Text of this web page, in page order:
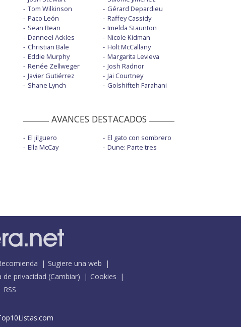
Tom Wilkinson
Paco León
Sean Bean
Danneel Ackles
Christian Bale
Eddie Murphy
Renée Zellweger
Javier Gutiérrez
Shane Lynch
Gérard Depardieu
Raffey Cassidy
Imelda Staunton
Nicole Kidman
Holt McCallany
Margarita Levieva
Josh Radnor
Jai Courtney
Golshifteh Farahani
AVANCES DESTACADOS
El jilguero
Ella McCay
El gato con sombrero
Dune: Parte tres
Sugiere una web
de privacidad (Cambiar)
Cookies
RSS